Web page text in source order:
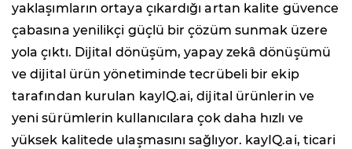
yaklaşımların ortaya çıkardığı artan kalite güvence
çabasına yenilikçi güçlü bir çözüm sunmak üzere
yola çıktı. Dijital dönüşüm, yapay zekâ dönüşümü
ve dijital ürün yönetiminde tecrübeli bir ekip
tarafından kurulan kayIQ.ai, dijital ürünlerin ve
yeni sürümlerin kullanıcılara çok daha hızlı ve
yüksek kalitede ulaşmasını sağlıyor. kayIQ.ai, ticari